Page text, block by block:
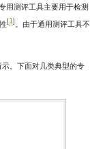
用测评工具主要用于检测
1] 。由于通用测评工具不
示。下面对几类典型的专